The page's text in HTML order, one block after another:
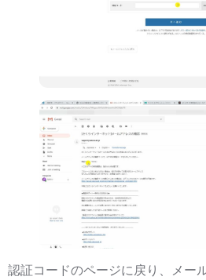
認証コードのページに戻り、メー